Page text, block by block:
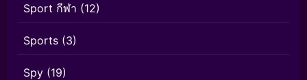
Sport กีฬา (12)
Sports (3)
Spy (19)